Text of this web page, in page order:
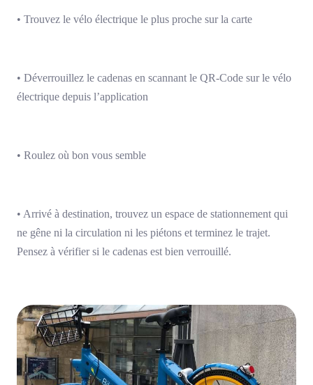
• Trouvez le vélo électrique le plus proche sur la carte
• Déverrouillez le cadenas en scannant le QR-Code sur le vélo
électrique depuis l’application
• Roulez où bon vous semble
• Arrivé à destination, trouvez un espace de stationnement qui
ne gêne ni la circulation ni les piétons et terminez le trajet.
Pensez à vérifier si le cadenas est bien verrouillé.